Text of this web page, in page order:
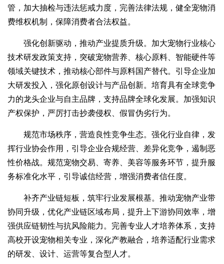
管，加大抽检与违法惩戒力度，完善法律法规，健全宠物消
费维权机制，保障消费者合法权益。
强化创新驱动，推动产业提质升级。加大宠物行业核心
技术研发政策支持，突破宠物营养、核心原料、智能硬件等
领域关键技术，推动核心部件与原料国产替代。引导企业加
大研发投入，强化原创设计与产品创新。培育具有全球竞争
力的龙头企业与自主品牌，支持品牌全球化发展。加强知识
产权保护，严厉打击抄袭侵权、假冒伪劣行为。
规范市场秩序，营造良性竞争生态。强化行业自律，发
挥行业协会作用，引导企业合规经营、差异化竞争，遏制恶
性价格战。规范宠物交易、寄养、美容等服务环节，提升服
务标准化水平，引导诚信经营，增强消费者信任度。
补齐产业链短板，筑牢行业发展根基。推动宠物产业带
协同升级，优化产业链区域布局，提升上下游协同效率，增
强供应链韧性与抗风险能力。完善专业人才培养体系，支持
高校开设宠物相关专业，深化产教融合，培养适配行业需求
的研发、设计、运营等复合型人才。